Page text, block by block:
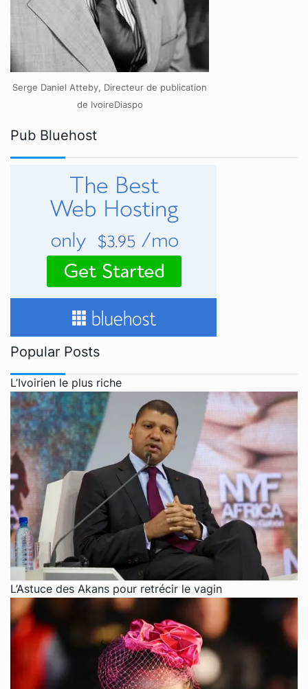
Serge Daniel Atteby, Directeur de publication
de IvoireDiaspo
Pub Bluehost
Popular Posts
L’Ivoirien le plus riche
L’Astuce des Akans pour retrécir le vagin